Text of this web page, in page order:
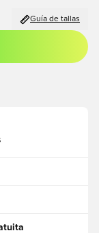
Guía de tallas
como miembro